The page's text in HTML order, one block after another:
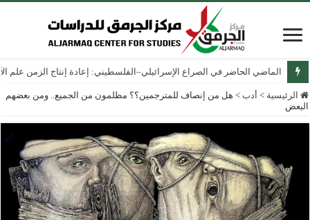
الماضي الحاضر في الصراع الإسرائيلي–الفلسطيني: إعادة إنتاج الزمن علم
الرئيسية > أدب > هل من إنصاف للمترجمين؟؟ مظلمون من الجميع.. ومن بعضهم
البعض